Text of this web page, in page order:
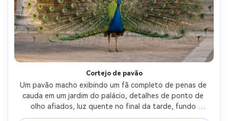
Cortejo de pavão
Um pavão macho exibindo um fã completo de penas de
cauda em um jardim do palácio, detalhes de ponto de
olho afiados, luz quente no final da tarde, fundo
suavemente borrado com mármore e vegetação, tirado